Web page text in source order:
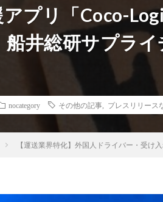
プリ「Coco-
船井総研サプラ
nocategory その他の記事 プレスリリース
【運送業界特化】外国人ドライバー・受